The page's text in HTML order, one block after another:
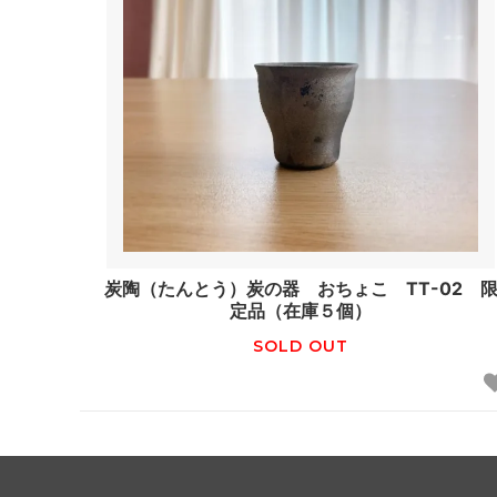
炭陶（たんとう）炭の器 おちょこ TT-02 限
定品（在庫５個）
SOLD OUT